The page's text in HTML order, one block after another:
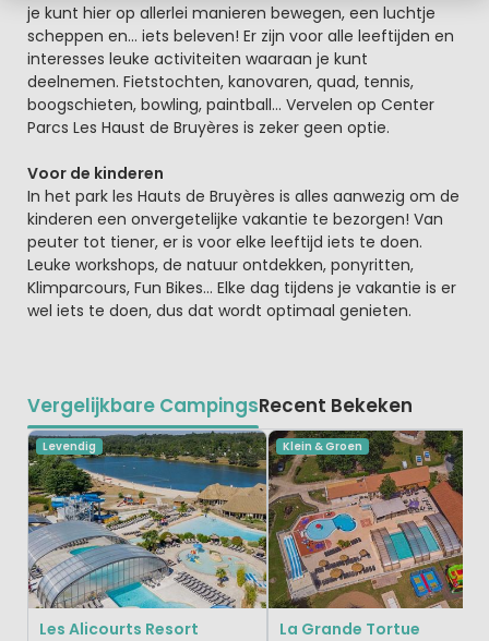
je kunt hier op allerlei manieren bewegen, een luchtje
scheppen en... iets beleven! Er zijn voor alle leeftijden en
interesses leuke activiteiten waaraan je kunt
deelnemen. Fietstochten, kanovaren, quad, tennis,
boogschieten, bowling, paintball... Vervelen op Center
Parcs Les Haust de Bruyères is zeker geen optie.
Voor de kinderen
In het park les Hauts de Bruyères is alles aanwezig om de
kinderen een onvergetelijke vakantie te bezorgen! Van
peuter tot tiener, er is voor elke leeftijd iets te doen.
Leuke workshops, de natuur ontdekken, ponyritten,
Klimparcours, Fun Bikes... Elke dag tijdens je vakantie is er
wel iets te doen, dus dat wordt optimaal genieten.
Vergelijkbare CampingsRecent Bekeken
Levendig
Les Alicourts Resort
Klein & Groen
La Grande Tortue